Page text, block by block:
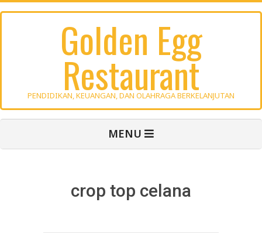
Skip
Golden Egg
Restaurant
PENDIDIKAN, KEUANGAN, DAN OLAHRAGA BERKELANJUTAN
MENU
crop top celana